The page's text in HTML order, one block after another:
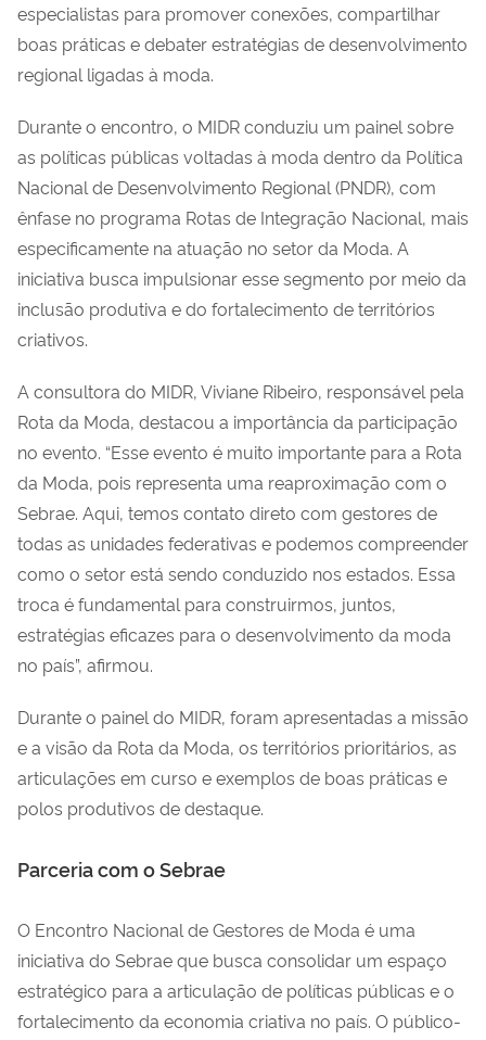
especialistas para promover conexões, compartilhar
boas práticas e debater estratégias de desenvolvimento
regional ligadas à moda.
Durante o encontro, o MIDR conduziu um painel sobre
as políticas públicas voltadas à moda dentro da Política
Nacional de Desenvolvimento Regional (PNDR), com
ênfase no programa Rotas de Integração Nacional, mais
especificamente na atuação no setor da Moda. A
iniciativa busca impulsionar esse segmento por meio da
inclusão produtiva e do fortalecimento de territórios
criativos.
A consultora do MIDR, Viviane Ribeiro, responsável pela
Rota da Moda, destacou a importância da participação
no evento. “Esse evento é muito importante para a Rota
da Moda, pois representa uma reaproximação com o
Sebrae. Aqui, temos contato direto com gestores de
todas as unidades federativas e podemos compreender
como o setor está sendo conduzido nos estados. Essa
troca é fundamental para construirmos, juntos,
estratégias eficazes para o desenvolvimento da moda
no país”, afirmou.
Durante o painel do MIDR, foram apresentadas a missão
e a visão da Rota da Moda, os territórios prioritários, as
articulações em curso e exemplos de boas práticas e
polos produtivos de destaque.
Parceria com o Sebrae
O Encontro Nacional de Gestores de Moda é uma
iniciativa do Sebrae que busca consolidar um espaço
estratégico para a articulação de políticas públicas e o
fortalecimento da economia criativa no país. O público-